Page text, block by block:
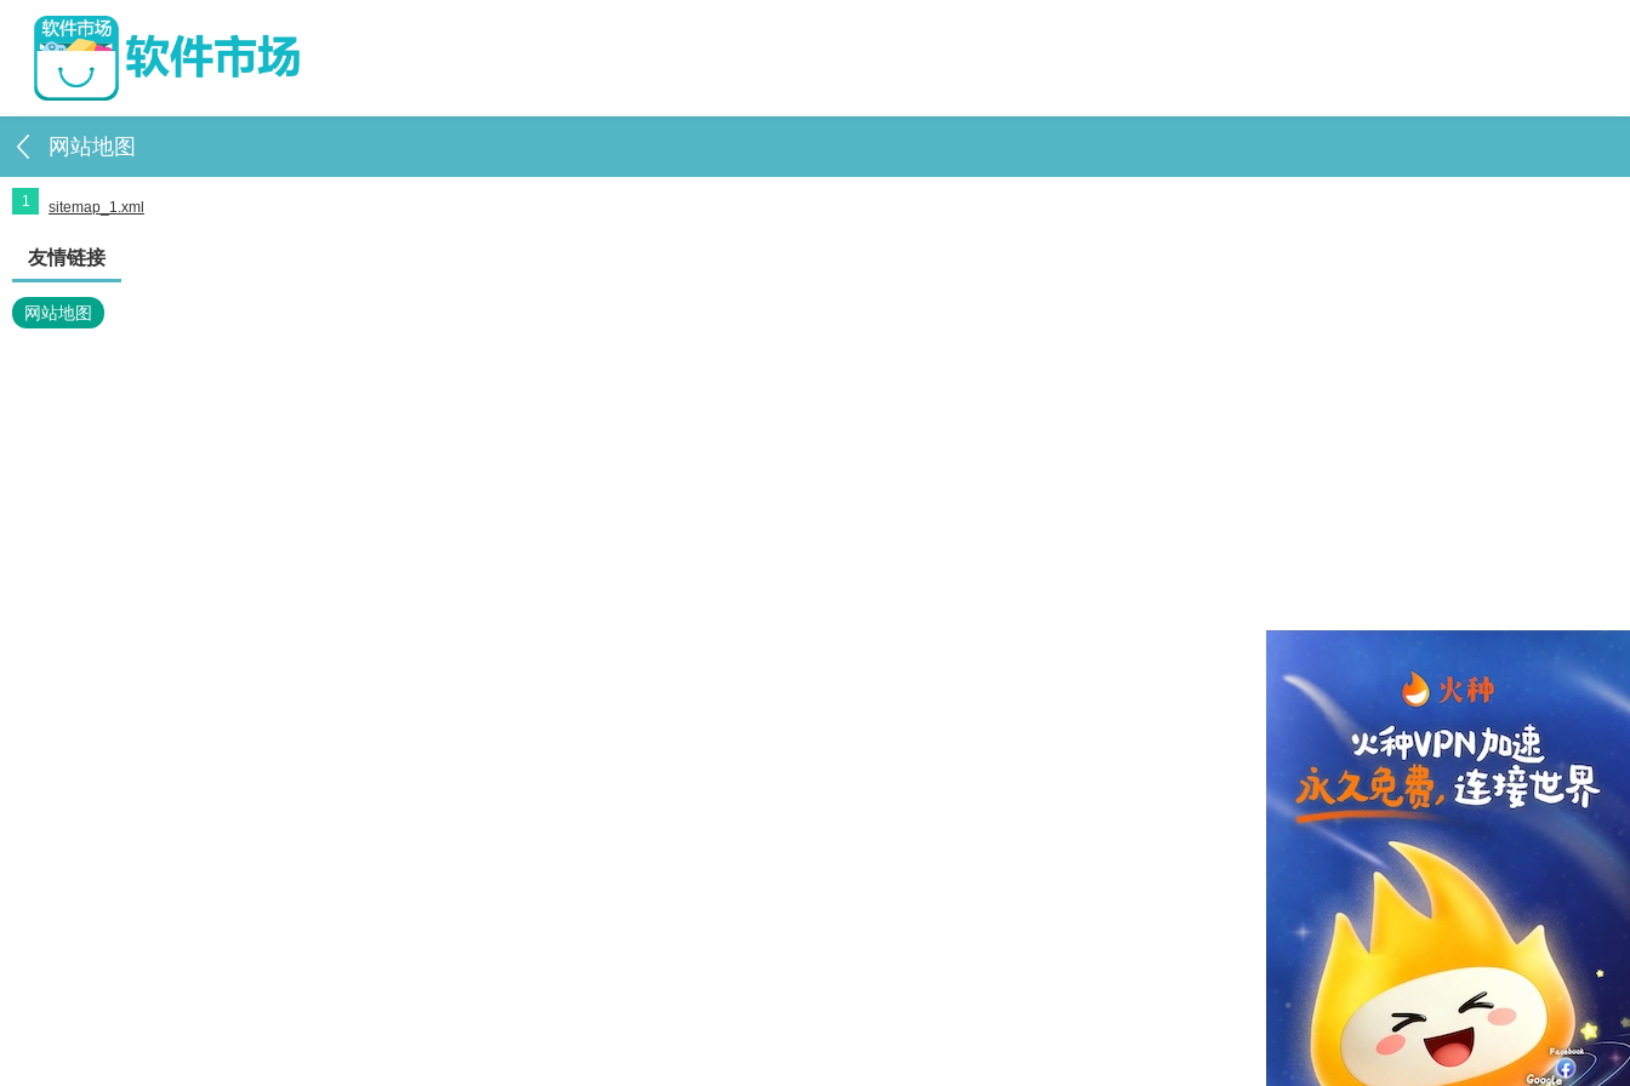
网站地图
1 sitemap_1.xml
友情链接
网站地图